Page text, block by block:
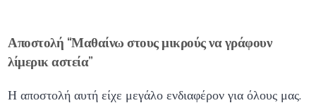
Αποστολή “Μαθαίνω στους μικρούς να γράφουν
λίμερικ αστεία”
Η αποστολή αυτή είχε μεγάλο ενδιαφέρον για όλους μας.